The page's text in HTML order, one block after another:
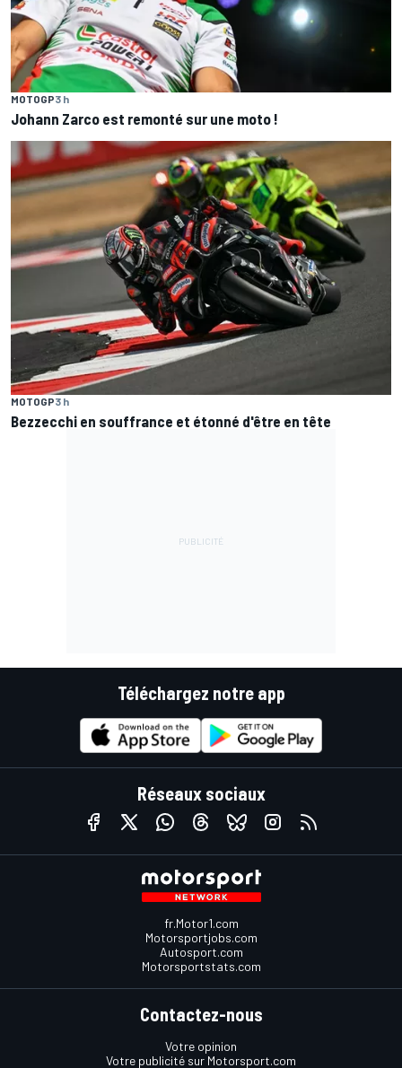
MOTOGP3 h
Johann Zarco est remonté sur une moto !
MOTOGP3 h
Bezzecchi en souffrance et étonné d'être en tête
Téléchargez notre app
Réseaux sociaux
fr.Motor1.com
Motorsportjobs.com
Autosport.com
Motorsportstats.com
Contactez-nous
Votre opinion
Votre publicité sur Motorsport.com